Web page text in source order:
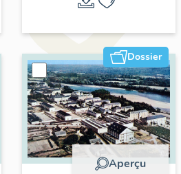
Dossier
Aperçu